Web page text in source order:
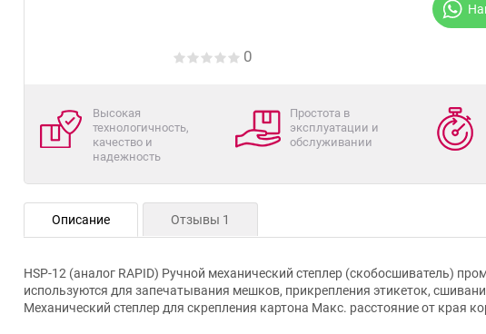
0
Высокая
технологичность,
качество и
надежность
Простота в
эксплуатации и
обслуживании
Описание Отзывы 1
HSP-12 (аналог RAPID) Ручной механический степлер (скобосшиватель)
используются для запечатывания мешков, прикрепления этикеток,
Механический степлер для скрепления картона Макс. расстояние от края